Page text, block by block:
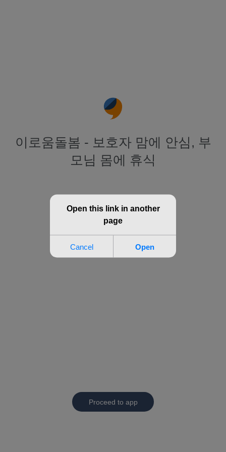
이로움돌봄 - 보호자 맘에 안심, 부
모님 몸에 휴식
Proceed to app